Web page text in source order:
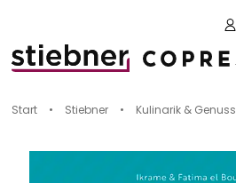
Start • Stiebner • Kulinarik & Genuss